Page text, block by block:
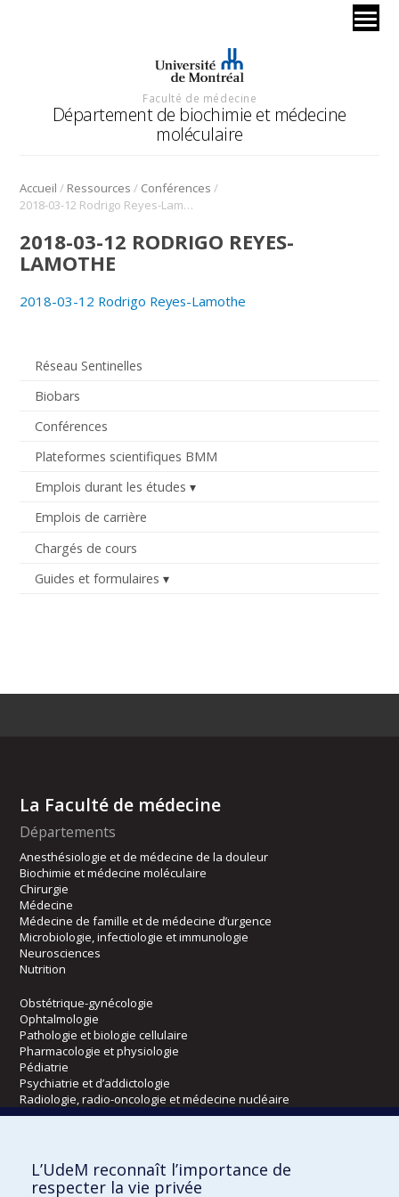
Faculté de médecine
Département de biochimie et médecine
moléculaire
Accueil / Ressources / Conférences /
2018-03-12 Rodrigo Reyes-Lamothe
Réseau Sentinelles
Biobars
Conférences
Plateformes scientifiques BMM
Emplois durant les études
Emplois de carrière
Chargés de cours
Guides et formulaires
2018-03-12 RODRIGO REYES-
LAMOTHE
2018-03-12 Rodrigo Reyes-Lamothe
La Faculté de médecine
Départements
Anesthésiologie et de médecine de la douleur
Biochimie et médecine moléculaire
Chirurgie
Médecine
Médecine de famille et de médecine d’urgence
Microbiologie, infectiologie et immunologie
Neurosciences
Nutrition
Obstétrique-gynécologie
Ophtalmologie
Pathologie et biologie cellulaire
Pharmacologie et physiologie
Pédiatrie
Psychiatrie et d’addictologie
Radiologie, radio-oncologie et médecine nucléaire
Écoles
Kinésiologie et des sciences de l’activité physique
L’UdeM reconnaît l’importance de
respecter la vie privée